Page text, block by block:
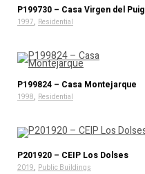
P199730 – Casa Virgen del Puig
1997, Residential
P199824 – Casa Montejarque
1998, Residential
P201920 – CEIP Los Dolses
2019, Public Buildings